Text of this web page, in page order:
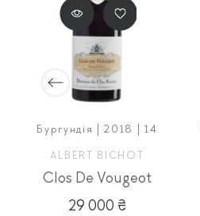
Бургундія | 2018 | 14
ALBERT BICHOT
Clos De Vougeot
29 000 ₴